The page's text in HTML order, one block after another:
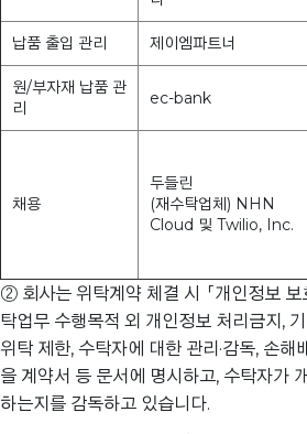
납품 출입 관리
제이엠파트너
원/부자재 납품 관
리
ec-bank
채용
두들린
(재수탁업체) NHN
Cloud 및 Twilio, Inc.
② 회사는 위탁계약 체결 시 「개인정보 보
탁업무 수행목적 외 개인정보 처리금지,
위탁 제한, 수탁자에 대한 관리·감독, 손해
을 계약서 등 문서에 명시하고, 수탁자가
하는지를 감독하고 있습니다.